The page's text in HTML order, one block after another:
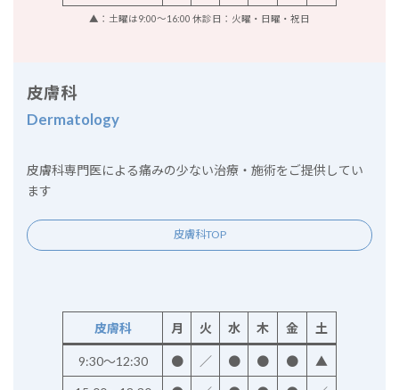
▲：土曜は9:00～16:00 休診日：火曜・日曜・祝日
皮膚科
Dermatology
皮膚科専門医による痛みの少ない治療・施術をご提供してい
ます
皮膚科TOP
皮膚科 月 火 水 木 金 土
9:30～12:30 ● ／ ● ● ● ▲